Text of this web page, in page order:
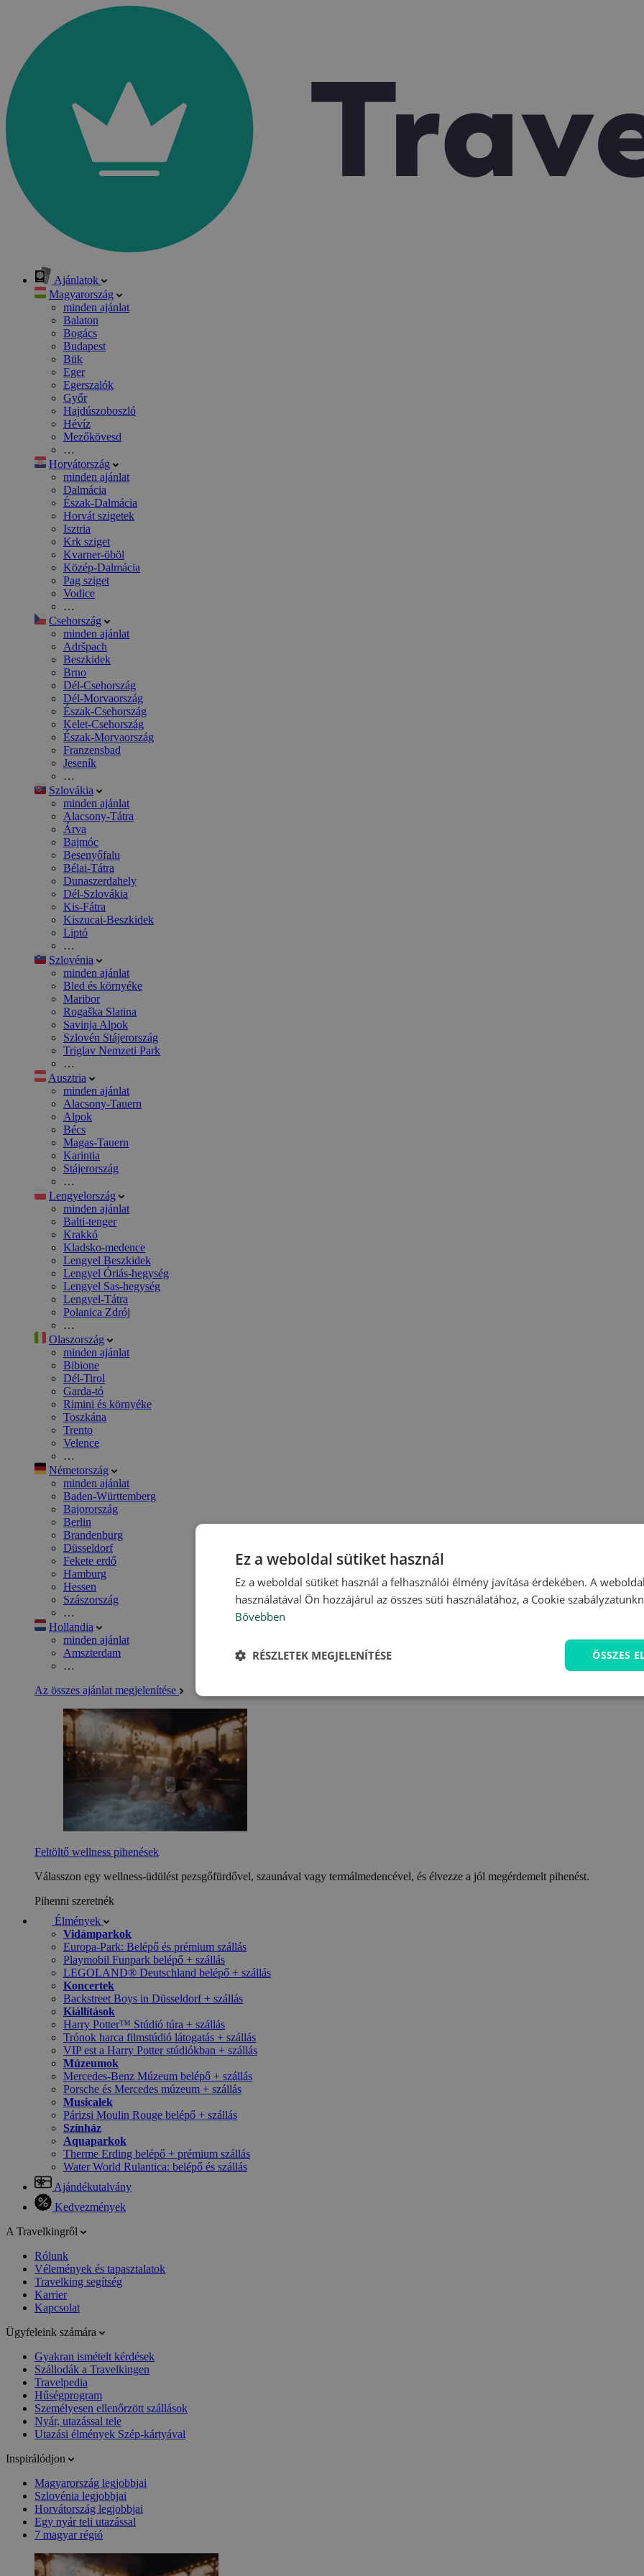
Ajánlatok
Magyarország
minden ajánlat
Balaton
Bogács
Budapest
Bük
Eger
Egerszalók
Győr
Hajdúszoboszló
Hévíz
Mezőkövesd
…
Horvátország
minden ajánlat
Dalmácia
Észak-Dalmácia
Horvát szigetek
Isztria
Krk sziget
Kvarner-öböl
Közép-Dalmácia
Pag sziget
Vodice
…
Csehország
minden ajánlat
Adršpach
Beszkidek
Brno
Dél-Csehország
Dél-Morvaország
Észak-Csehország
Kelet-Csehország
Észak-Morvaország
Franzensbad
Jeseník
…
Szlovákia
minden ajánlat
Alacsony-Tátra
Árva
Bajmóc
Besenyőfalu
Bélai-Tátra
Dunaszerdahely
Dél-Szlovákia
Kis-Fátra
Kiszucai-Beszkidek
Liptó
…
Szlovénia
minden ajánlat
Bled és környéke
Maribor
Rogaška Slatina
Savinja Alpok
Szlovén Stájerország
Triglav Nemzeti Park
…
Ausztria
minden ajánlat
Alacsony-Tauern
Alpok
Bécs
Magas-Tauern
Karintia
Stájerország
…
Lengyelország
minden ajánlat
Balti-tenger
Krakkó
Kladsko-medence
Lengyel Beszkidek
Lengyel Óriás-hegység
Lengyel Sas-hegység
Lengyel-Tátra
Polanica Zdrój
…
Olaszország
minden ajánlat
Bibione
Dél-Tirol
Garda-tó
Rimini és környéke
Toszkána
Trento
Velence
…
Németország
minden ajánlat
Baden-Württemberg
Bajorország
Berlin
Brandenburg
Düsseldorf
Fekete erdő
Hamburg
Hessen
Szászország
…
Hollandia
minden ajánlat
Amszterdam
…
Az összes ajánlat megjelenítése
Feltöltő wellness pihenések
Válasszon egy wellness-üdülést pezsgőfürdővel, szaunával vagy termálmedencével, és élvezze a jól megérdemelt pihenést.
Pihenni szeretnék
Élmények
Vidámparkok
Europa-Park: Belépő és prémium szállás
Playmobil Funpark belépő + szállás
LEGOLAND® Deutschland belépő + szállás
Koncertek
Backstreet Boys in Düsseldorf + szállás
Kiállítások
Harry Potter™ Stúdió túra + szállás
Trónok harca filmstúdió látogatás + szállás
VIP est a Harry Potter stúdiókban + szállás
Múzeumok
Mercedes-Benz Múzeum belépő + szállás
Porsche és Mercedes múzeum + szállás
Musicalek
Párizsi Moulin Rouge belépő + szállás
Színház
Aquaparkok
Therme Erding belépő + prémium szállás
Water World Rulantica: belépő és szállás
Ajándékutalvány
Kedvezmények
A Travelkingről
Rólunk
Vélemények és tapasztalatok
Travelking segítség
Karrier
Kapcsolat
Ügyfeleink számára
Gyakran ismételt kérdések
Szállodák a Travelkingen
Travelpedia
Hűségprogram
Személyesen ellenőrzött szállások
Nyár, utazással tele
Utazási élmények Szép-kártyával
Inspirálódjon
Magyarország legjobbjai
Szlovénia legjobbjai
Horvátország legjobbjai
Egy nyár teli utazással
7 magyar régió
Ez a weboldal sütiket használ
Ez a weboldal sütiket használ a felhasználói élmény javítása érdekében. A
használatával Ön hozzájárul az összes süti használatához, a Cookie
Bővebben
ÖSSZES
RÉSZLETEK MEGJELENÍTÉSE